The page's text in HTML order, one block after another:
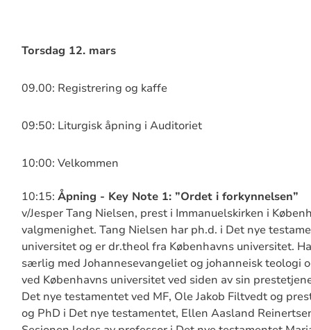
Torsdag 12. mars
09.00: Registrering og kaffe
09:50: Liturgisk åpning i Auditoriet
10:00: Velkommen
10:15: Åpning - Key Note 1: ”Ordet i forkynnelsen”
v/Jesper Tang Nielsen, prest i Immanuelskirken i
valgmenighet. Tang Nielsen har ph.d. i Det nye
universitet og er dr.theol fra Københavns universitet.
særlig med Johannesevangeliet og johanneisk teologi
ved Københavns universitet ved siden av sin
Det nye testamentet ved MF, Ole Jakob Filtvedt og
og PhD i Det nye testamentet, Ellen Aasland